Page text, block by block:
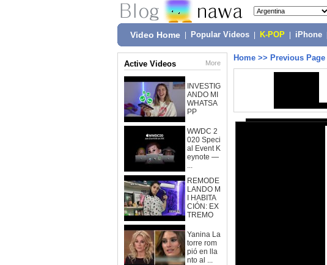
Video Home Popular Videos K-POP iPhone
Active Videos More
INVESTIG
ANDO MI
WHATSA
PP
WWDC 2
020 Speci
al Event K
eynote —
...
REMODE
LANDO M
I HABITA
CIÓN: EX
TREMO
Yanina La
torre rom
pió en lla
nto al ...
Home >> Previous Page